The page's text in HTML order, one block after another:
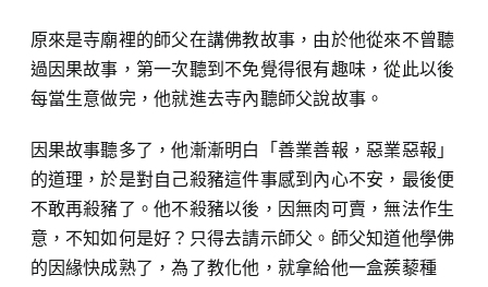
原來是寺廟裡的師父在講佛教故事，由於他從來不曾聽
過因果故事，第一次聽到不免覺得很有趣味，從此以後
每當生意做完，他就進去寺內聽師父說故事。
因果故事聽多了，他漸漸明白「善業善報，惡業惡報」
的道理，於是對自己殺豬這件事感到內心不安，最後便
不敢再殺豬了。他不殺豬以後，因無肉可賣，無法作生
意，不知如何是好？只得去請示師父。師父知道他學佛
的因緣快成熟了，為了教化他，就拿給他一盒蒺藜種